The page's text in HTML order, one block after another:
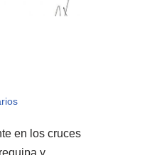
en los cruces
y